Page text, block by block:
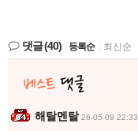
댓글(40) 등록순 최신순
해탈멘탈 26-05-09 22:33